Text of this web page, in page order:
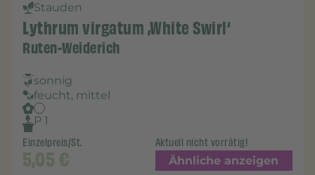
Stauden
Lythrum virgatum ‚White Swirl‘
Ruten-Weiderich
sonnig
feucht, mittel
P 1
Einzelpreis/St.
5,05€
Aktuell nicht vorrätig!
Ähnliche anzeigen